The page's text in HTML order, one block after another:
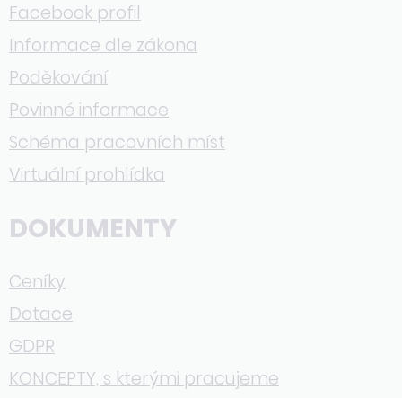
Facebook profil
Informace dle zákona
Poděkování
Povinné informace
Schéma pracovních míst
Virtuální prohlídka
DOKUMENTY
Ceníky
Dotace
GDPR
KONCEPTY, s kterými pracujeme